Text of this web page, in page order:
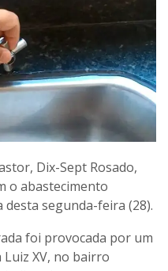
Dix-Sept Rosado,
o abastecimento
segunda-feira (28).
foi provocada por um
XV, no bairro